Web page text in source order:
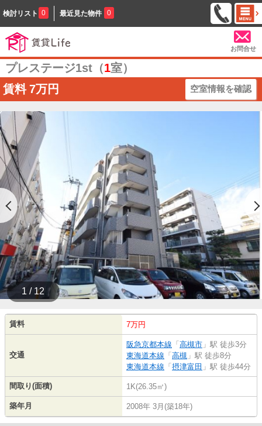
検討リスト 0 最近見た物件 0
お問合せ
プレステージ1st（1室）
賃料 7万円 空室情報を確認
1 / 12
賃料 7万円
交通
阪急京都本線 「 高槻市 」駅 徒歩3分
東海道本線 「 高槻 」駅 徒歩8分
東海道本線 「 摂津富田 」駅 徒歩44分
間取り(面積) 1K(26.35㎡)
築年月 2008年 3月(築18年)